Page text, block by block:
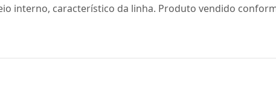
interno, característico da linha. Produto vendido